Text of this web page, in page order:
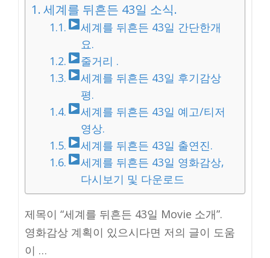
세계를 뒤흔든 43일 소식.
세계를 뒤흔든 43일 간단한개
요.
줄거리 .
세계를 뒤흔든 43일 후기감상
평.
세계를 뒤흔든 43일 예고/티저
영상.
세계를 뒤흔든 43일 출연진.
세계를 뒤흔든 43일 영화감상,
다시보기 및 다운로드
제목이 “세계를 뒤흔든 43일 Movie 소개”.
영화감상 계획이 있으시다면 저의 글이 도움
이 …